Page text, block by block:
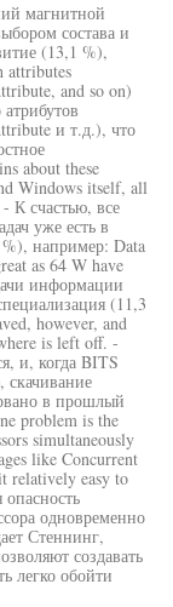
магнитной
состава и
(13,1 %),
attributes
and so on)
и т.д.), что
about these
Windows itself, all
К счастью, все
уже есть в
например: Data
as 64 W have
информации
(11,3
however, and
is left off. -
и, когда BITS
скачивание
в прошлый
problem is the
simultaneously
like Concurrent
relatively easy to
одновременно
Стеннинг,
создавать
легко обойти